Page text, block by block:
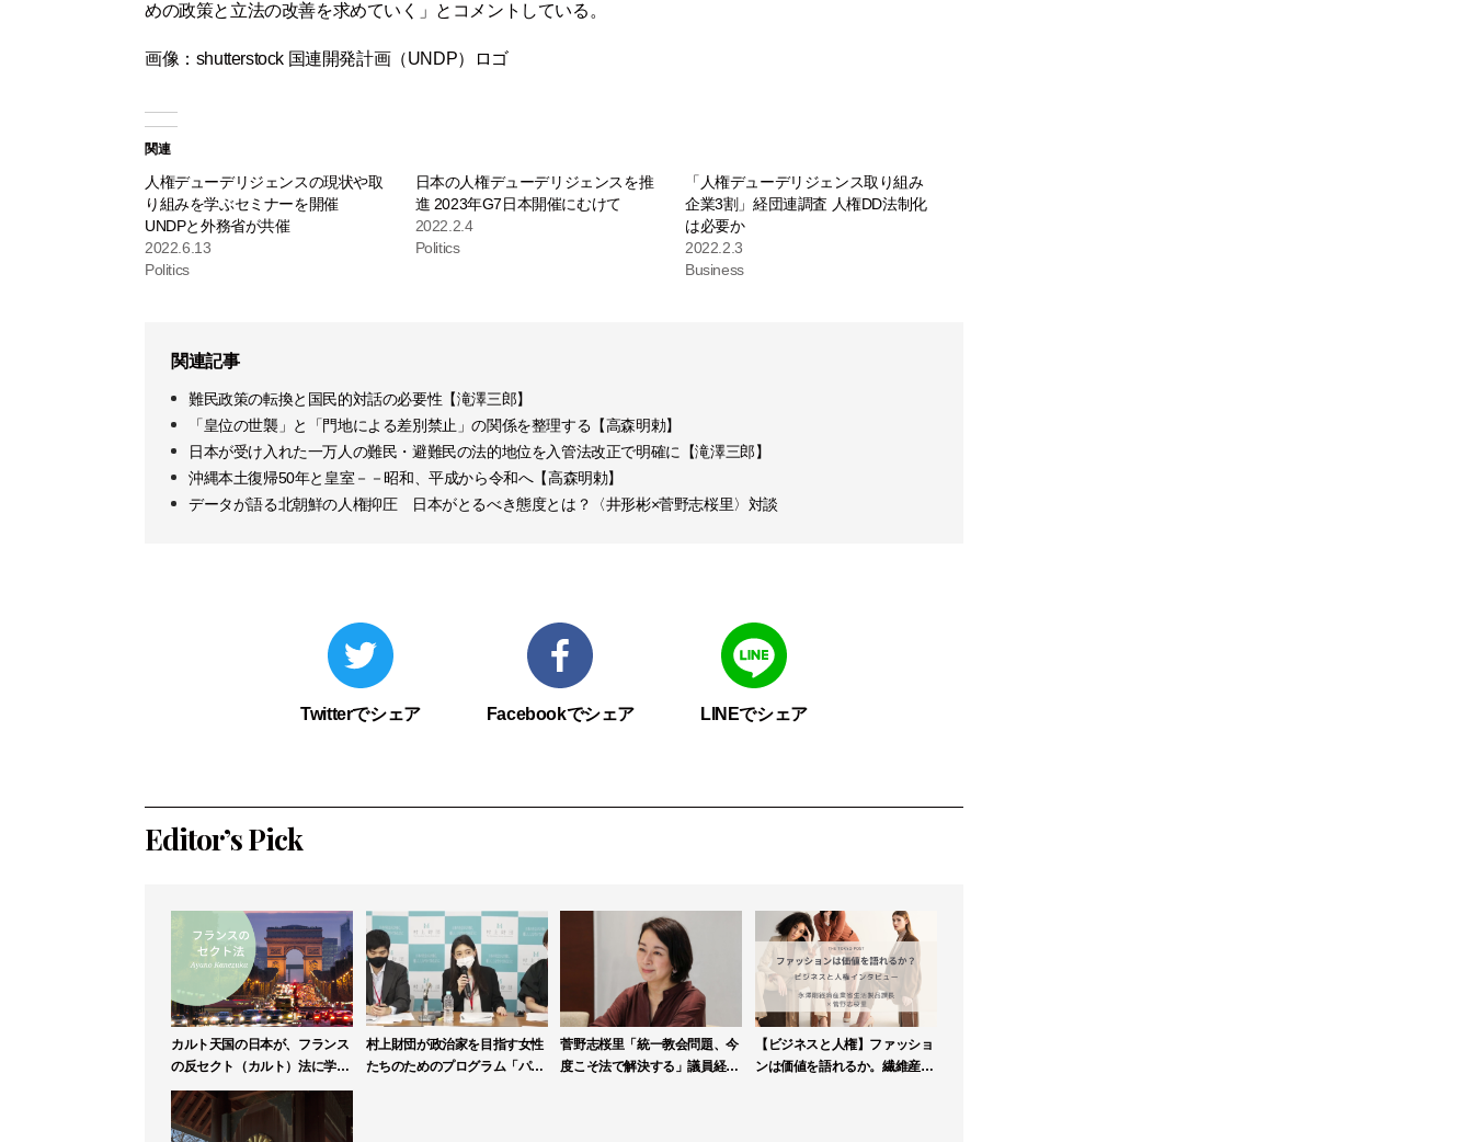
めの政策と立法の改善を求めていく」とコメントしている。
画像：shutterstock 国連開発計画（UNDP）ロゴ
関連
人権デューデリジェンスの現状や取
り組みを学ぶセミナーを開催
UNDPと外務省が共催
2022.6.13
Politics
日本の人権デューデリジェンスを推
進 2023年G7日本開催にむけて
2022.2.4
Politics
「人権デューデリジェンス取り組み
企業3割」経団連調査 人権DD法制化
は必要か
2022.2.3
Business
関連記事
難民政策の転換と国民的対話の必要性【滝澤三郎】
「皇位の世襲」と「門地による差別禁止」の関係を整理する【高森明勅】
日本が受け入れた一万人の難民・避難民の法的地位を入管法改正で明確に【滝澤三郎】
沖縄本土復帰50年と皇室－－昭和、平成から令和へ【高森明勅】
データが語る北朝鮮の人権抑圧 日本がとるべき態度とは？〈井形彬×菅野志桜里〉対談
Twitterでシェア Facebookでシェア LINEでシェア
Editor’s Pick
カルト天国の日本が、フランス
の反セクト（カルト）法に学ぶ
べき理由
村上財団が政治家を目指す女性
たちのためのプログラム「パブ
菅野志桜里「統一教会問題、今
度こそ法で解決する」議員経験
【ビジネスと人権】ファッショ
ンは価値を語れるか。繊維産業